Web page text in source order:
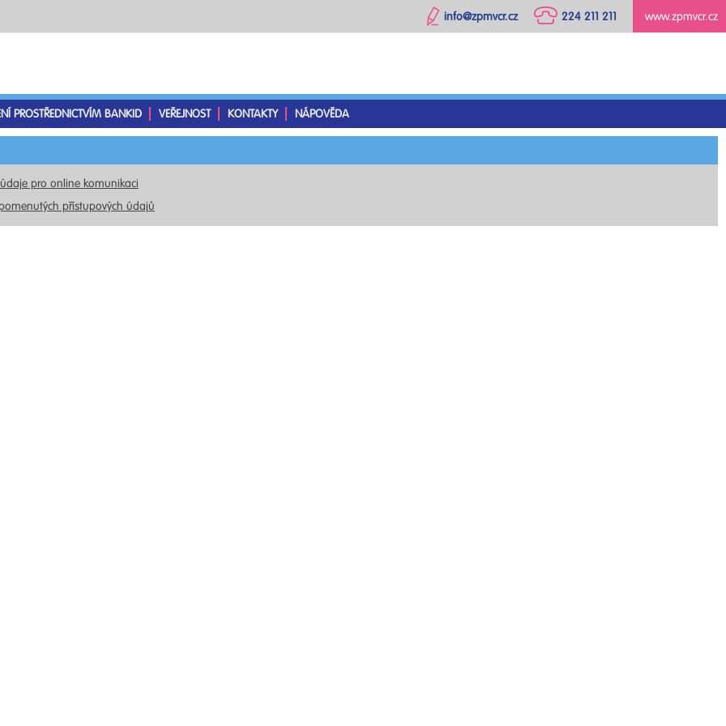
www.zpmvcr.cz
224 211 211
info@zpmvcr.cz
PROSTŘEDNICTVÍM BANKID VEŘEJNOST KONTAKTY NÁPOVĚDA
pro online komunikaci
přístupových údajů